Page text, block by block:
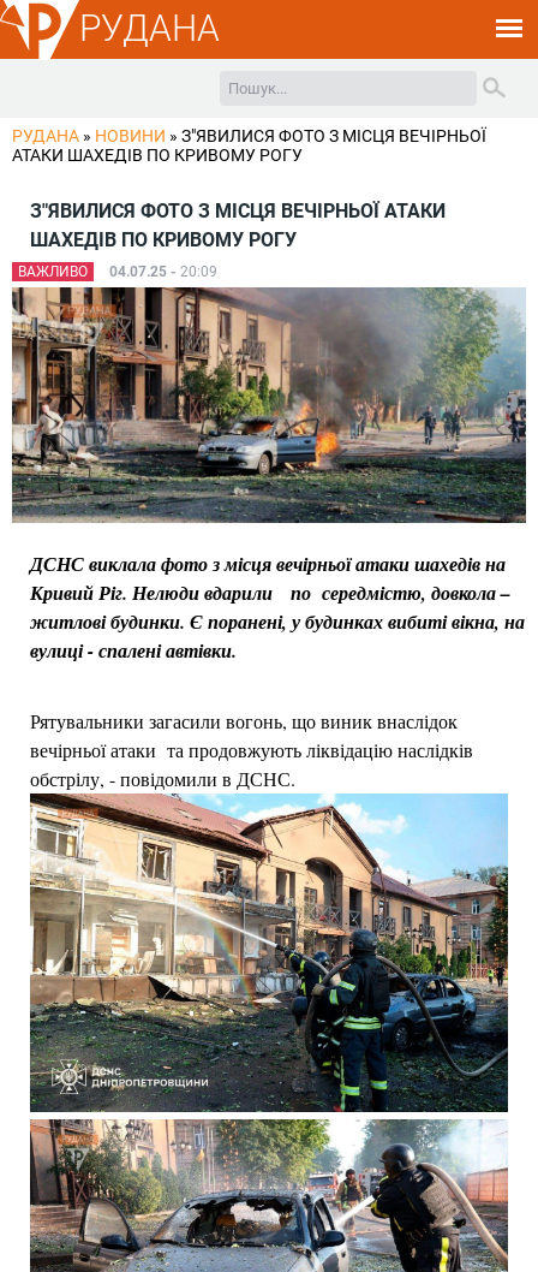
РУДАНА
РУДАНА » НОВИНИ » З"ЯВИЛИСЯ ФОТО З МІСЦЯ ВЕЧІРНЬОЇ
АТАКИ ШАХЕДІВ ПО КРИВОМУ РОГУ
З"ЯВИЛИСЯ ФОТО З МІСЦЯ ВЕЧІРНЬОЇ АТАКИ
ШАХЕДІВ ПО КРИВОМУ РОГУ
ВАЖЛИВО 04.07.25 - 20:09
ДСНС виклала фото з місця вечірньої атаки шахедів на
Кривий Ріг. Нелюди вдарили по середмістю, довкола –
житлові будинки. Є поранені, у будинках вибиті вікна, на
вулиці - спалені автівки.
Рятувальники загасили вогонь, що виник внаслідок
вечірньої атаки та продовжують ліквідацію наслідків
обстрілу, - повідомили в ДСНС.